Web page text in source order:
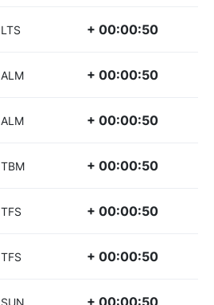
LTS + 00:00:50
ALM + 00:00:50
ALM + 00:00:50
TBM + 00:00:50
TFS + 00:00:50
TFS + 00:00:50
SUN + 00:00:50